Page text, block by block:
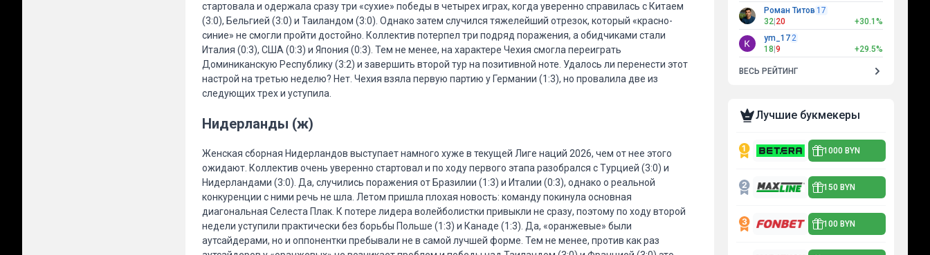
стартовала и одержала сразу три «сухие» победы в четырех играх, когда уверенно справилась с Китаем
(3:0), Бельгией (3:0) и Таиландом (3:0). Однако затем случился тяжелейший отрезок, который «красно-
синие» не смогли пройти достойно. Коллектив потерпел три подряд поражения, а обидчиками стали
Италия (0:3), США (0:3) и Япония (0:3). Тем не менее, на характере Чехия смогла переиграть
Доминиканскую Республику (3:2) и завершить второй тур на позитивной ноте. Удалось ли перенести этот
настрой на третью неделю? Нет. Чехия взяла первую партию у Германии (1:3), но провалила две из
следующих трех и уступила.
Нидерланды (ж)
Женская сборная Нидерландов выступает намного хуже в текущей Лиге наций 2026, чем от нее этого
ожидают. Коллектив очень уверенно стартовал и по ходу первого этапа разобрался с Турцией (3:0) и
Нидерландами (3:0). Да, случились поражения от Бразилии (1:3) и Италии (0:3), однако о реальной
конкуренции с ними речь не шла. Летом пришла плохая новость: команду покинула основная
диагональная Селеста Плак. К потере лидера волейболистки привыкли не сразу, поэтому по ходу второй
недели уступили практически без борьбы Польше (1:3) и Канаде (1:3). Да, «оранжевые» были
аутсайдерами, но и оппонентки пребывали не в самой лучшей форме. Тем не менее, против как раз
Роман Титов 17
32 20
+30.1%
ym_17 2
18 9 +29.5%
ВЕСЬ РЕЙТИНГ
Лучшие букмекеры
1000 BYN
150 BYN
100 BYN